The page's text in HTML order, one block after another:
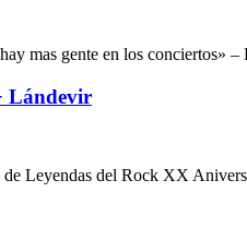
mas gente en los conciertos»
Lándevir
Leyendas del Rock XX